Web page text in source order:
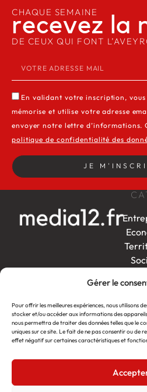
Gérer le
Pour offrir les meilleures expériences, nous utilisons
stocker et/ou accéder aux informations des
nous permettra de traiter des données telles que le
uniques sur ce site. Le fait de ne pas consentir ou de
effet négatif sur certaines caractéristiques et
by
CHAQUE SEMAINE
recevez la
DE CEUX QUI FONT
En validant votre inscription, vous
mémorise et utilise votre adresse
envoyer notre lettre d’informations.
politique de confidentialité des
JE